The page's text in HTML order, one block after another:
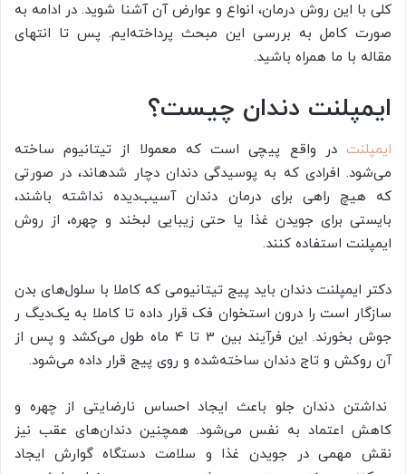
کلی با این روش درمان، انواع و عوارض آن آشنا شوید. در ادامه به
‌صورت کامل به‌ بررسی این مبحث پرداخته‌ایم. پس تا انتهای
مقاله با ما همراه باشید.
ایمپلنت دندان چیست؟
ایمپلنت در واقع پیچی است که معمولا از تیتانیوم ساخته
می‌شود. افرادی که به پوسیدگی دندان دچار شده­اند، در صورتی
که هیچ راهی برای درمان دندان آسیب‌دیده نداشته باشند،
بایستی برای جویدن غذا یا حتی زیبایی لبخند و چهره، از روش
ایمپلنت استفاده کنند.
دکتر ایمپلنت دندان باید پیج تیتانیومی که کاملا با سلول‌های بدن
سازگار است را درون استخوان فک قرار داده تا کاملا به یک‌دیگ ر
جوش بخورند. این فرآیند بین 3 تا 4 ماه طول می‌کشد و پس از
آن روکش و تاج دندان ساخته‌شده و روی پیج قرار داده می‌شود.
نداشتن دندان جلو باعث ایجاد احساس نارضایتی از چهره و
کاهش اعتماد به نفس می‌شود. همچنین دندان‌های عقب نیز
نقش مهمی در جویدن غذا و سلامت دستگاه گوارش ایجاد